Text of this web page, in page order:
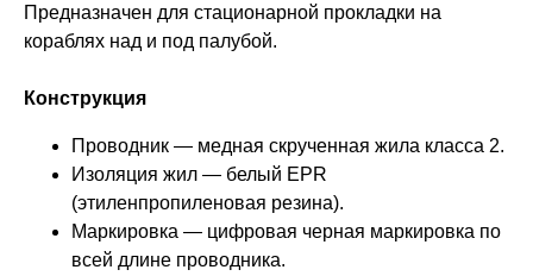
Предназначен для стационарной прокладки на
кораблях над и под палубой.
Конструкция
Проводник — медная скрученная жила класса 2.
Изоляция жил — белый EPR
(этиленпропиленовая резина).
Маркировка — цифровая черная маркировка по
всей длине проводника.